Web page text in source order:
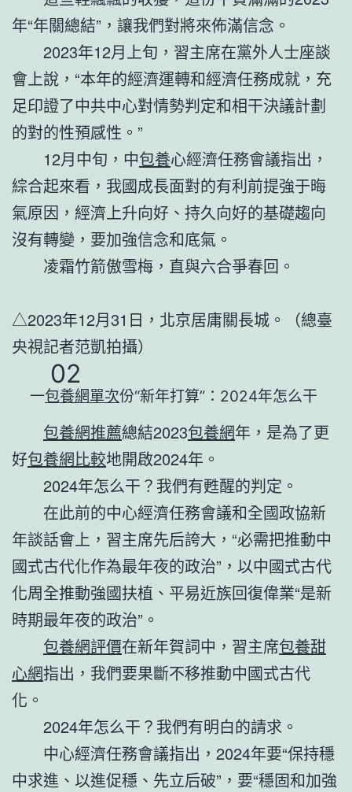
年“年關總結”，讓我們對將來佈滿信念。
2023年12月上旬，習主席在黨外人士座談
會上說，“本年的經濟運轉和經濟任務成就，充
足印證了中共中心對情勢判定和相干決議計劃
的對的性預感性。”
12月中旬，中包養心經濟任務會議指出，
綜合起來看，我國成長面對的有利前提強于晦
氣原因，經濟上升向好、持久向好的基礎趨向
沒有轉變，要加強信念和底氣。
凌霜竹箭傲雪梅，直與六合爭春回。
△2023年12月31日，北京居庸關長城。（總臺
央視記者范凱拍攝）
02
一包養網單次份“新年打算”：2024年怎么干
包養網推薦總結2023包養網年，是為了更
好包養網比較地開啟2024年。
2024年怎么干？我們有甦醒的判定。
在此前的中心經濟任務會議和全國政協新
年談話會上，習主席先后誇大，“必需把推動中
國式古代化作為最年夜的政治”，以中國式古代
化周全推動強國扶植、平易近族回復偉業“是新
時期最年夜的政治”。
包養網評價在新年賀詞中，習主席包養甜
心網指出，我們要果斷不移推動中國式古代
化。
2024年怎么干？我們有明白的請求。
中心經濟任務會議指出，2024年要“保持穩
中求進、以進促穩、先立后破”，要“穩固和加強